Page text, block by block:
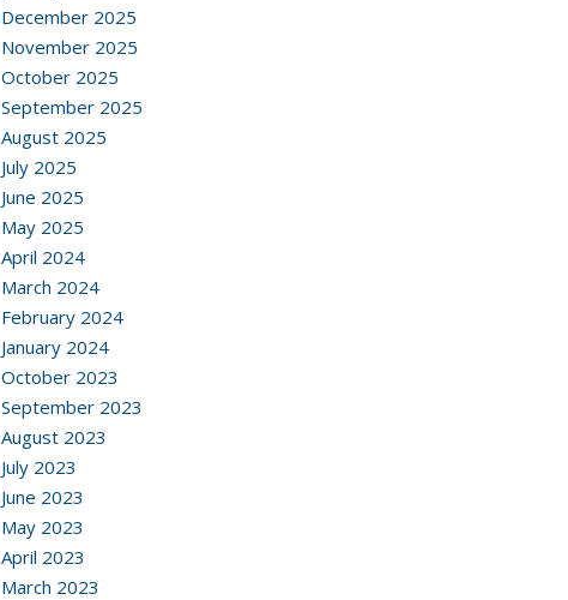
December 2025
November 2025
October 2025
September 2025
August 2025
July 2025
June 2025
May 2025
April 2024
March 2024
February 2024
January 2024
October 2023
September 2023
August 2023
July 2023
June 2023
May 2023
April 2023
March 2023